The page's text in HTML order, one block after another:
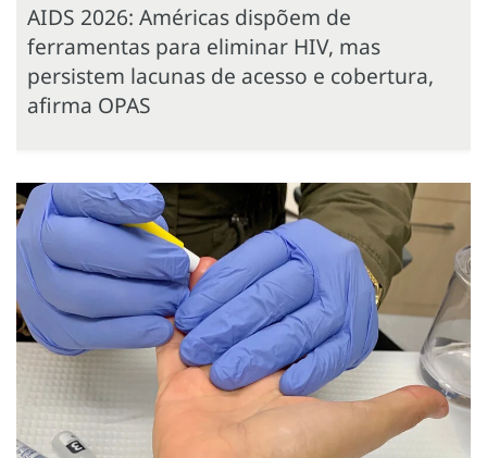
AIDS 2026: Américas dispõem de
ferramentas para eliminar HIV, mas
persistem lacunas de acesso e cobertura,
afirma OPAS